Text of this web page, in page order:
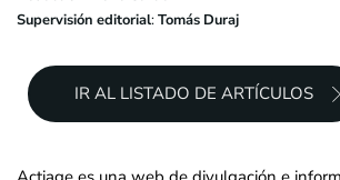
Supervisión editorial:Tomás Duraj
IR AL LISTADO DE ARTÍCULOS